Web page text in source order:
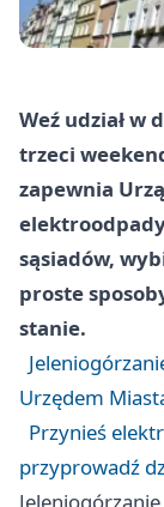
Weź udział w
trzeci
zapewnia
sąsiadów,
proste
stanie.
Urzędem
Przynieś
przyprowadź